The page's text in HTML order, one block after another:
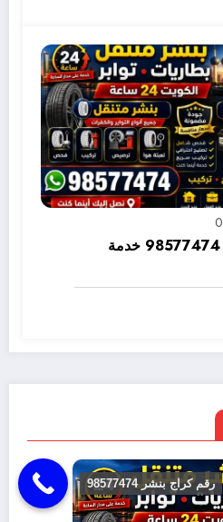
0
بنشر متنقل ام الهيمان 98577474 خدمة
بنشر متنقل رقم كراج بنشر 98577474